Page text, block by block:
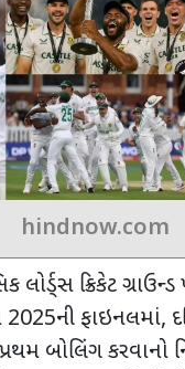
hindnow.com
ક્રિકેટ ગ્રાઉન્ડ
2025ની ફાઇનલમાં,
બોલિંગ કરવાનો